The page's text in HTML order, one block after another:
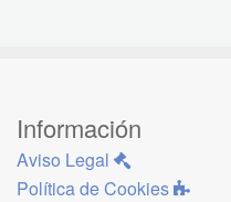
Información
Aviso Legal
Política de Cookies